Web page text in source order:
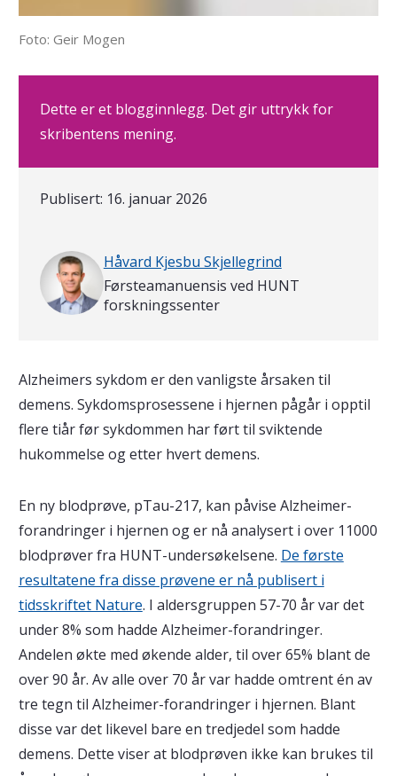
Foto: Geir Mogen
Dette er et blogginnlegg. Det gir uttrykk for
skribentens mening.
Publisert: 16. januar 2026
Håvard Kjesbu Skjellegrind
Førsteamanuensis ved HUNT
forskningssenter
Alzheimers sykdom er den vanligste årsaken til
demens. Sykdomsprosessene i hjernen pågår i opptil
flere tiår før sykdommen har ført til sviktende
hukommelse og etter hvert demens.
En ny blodprøve, pTau-217, kan påvise Alzheimer-
forandringer i hjernen og er nå analysert i over 11000
blodprøver fra HUNT-undersøkelsene. De første
resultatene fra disse prøvene er nå publisert i
tidsskriftet Nature. I aldersgruppen 57-70 år var det
under 8% som hadde Alzheimer-forandringer.
Andelen økte med økende alder, til over 65% blant de
over 90 år. Av alle over 70 år var hadde omtrent én av
tre tegn til Alzheimer-forandringer i hjernen. Blant
disse var det likevel bare en tredjedel som hadde
demens. Dette viser at blodprøven ikke kan brukes til